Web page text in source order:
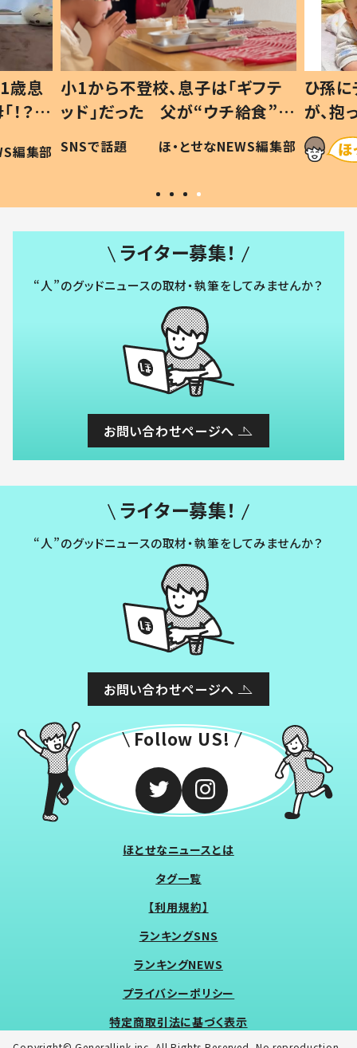
歳息
？」
編集部
小1から不登校、息子は「ギフテ
ッド」だった 父が“ウチ給食”を
作り続ける理由とは #令和の親
#令和の子
SNSで話題 ほ・とせなNEWS編集部
ひ孫
が、
「涙が
い」
ライター募集！
“人”のグッドニュースの取材・執筆をしてみませんか？
お問い合わせページへ
ライター募集！
“人”のグッドニュースの取材・執筆をしてみませんか？
お問い合わせページへ
Follow US!
ほとせなニュースとは
タグ一覧
【利用規約】
ランキングSNS
ランキングNEWS
プライバシーポリシー
特定商取引法に基づく表示